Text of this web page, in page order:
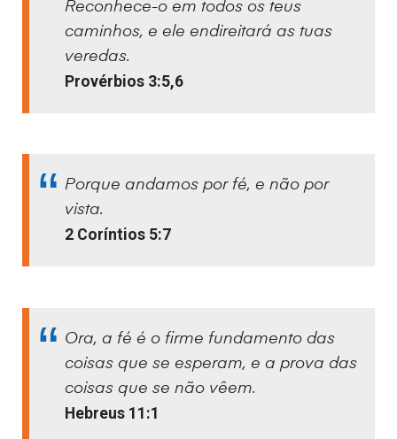
Reconhece-o em todos os teus
caminhos, e ele endireitará as tuas
veredas.
Provérbios 3:5,6
Porque andamos por fé, e não por
vista.
2 Coríntios 5:7
Ora, a fé é o firme fundamento das
coisas que se esperam, e a prova das
coisas que se não vêem.
Hebreus 11:1